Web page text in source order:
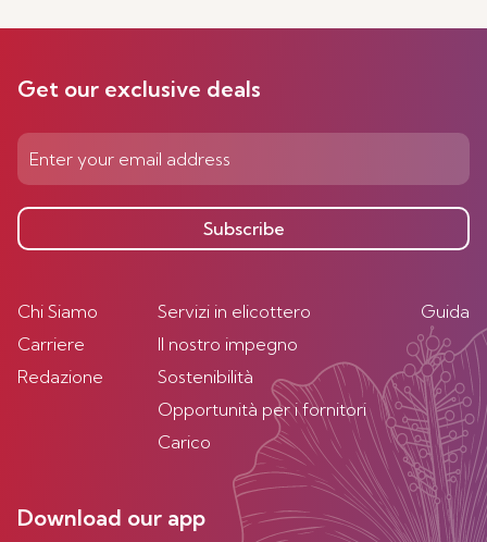
Get our exclusive deals
Subscribe
Chi Siamo
Carriere
Redazione
Servizi in elicottero
Il nostro impegno
Sostenibilità
Opportunità per i fornitori
Carico
Guida
Download our app